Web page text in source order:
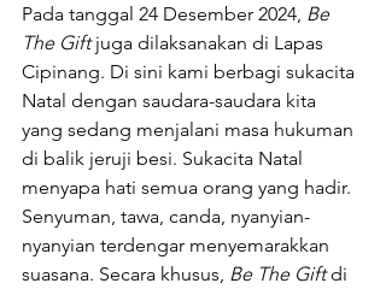
Pada tanggal 24 Desember 2024, Be
The Gift juga dilaksanakan di Lapas
Cipinang. Di sini kami berbagi sukacita
Natal dengan saudara-saudara kita
yang sedang menjalani masa hukuman
di balik jeruji besi. Sukacita Natal
menyapa hati semua orang yang hadir.
Senyuman, tawa, canda, nyanyian-
nyanyian terdengar menyemarakkan
suasana. Secara khusus, Be The Gift di